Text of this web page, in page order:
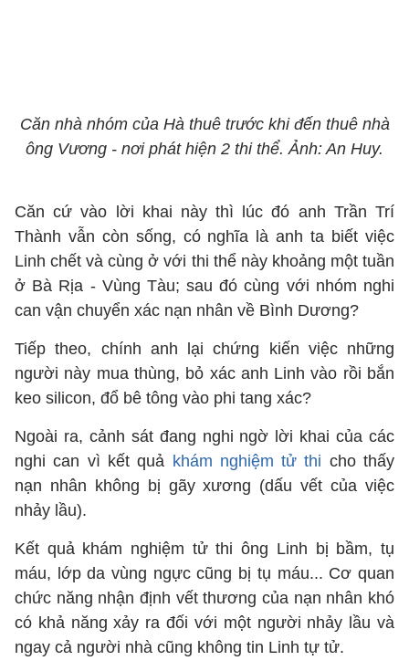
Căn nhà nhóm của Hà thuê trước khi đến thuê nhà
ông Vương - nơi phát hiện 2 thi thể. Ảnh: An Huy.
Căn cứ vào lời khai này thì lúc đó anh Trần Trí
Thành vẫn còn sống, có nghĩa là anh ta biết việc
Linh chết và cùng ở với thi thể này khoảng một tuần
ở Bà Rịa - Vùng Tàu; sau đó cùng với nhóm nghi
can vận chuyển xác nạn nhân về Bình Dương?
Tiếp theo, chính anh lại chứng kiến việc những
người này mua thùng, bỏ xác anh Linh vào rồi bắn
keo silicon, đổ bê tông vào phi tang xác?
Ngoài ra, cảnh sát đang nghi ngờ lời khai của các
nghi can vì kết quả khám nghiệm tử thi cho thấy
nạn nhân không bị gãy xương (dấu vết của việc
nhảy lầu).
Kết quả khám nghiệm tử thi ông Linh bị bầm, tụ
máu, lớp da vùng ngực cũng bị tụ máu... Cơ quan
chức năng nhận định vết thương của nạn nhân khó
có khả năng xảy ra đối với một người nhảy lầu và
ngay cả người nhà cũng không tin Linh tự tử.